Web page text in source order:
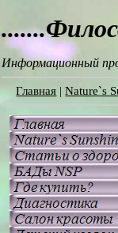
Информационный
Главная |Nature`s